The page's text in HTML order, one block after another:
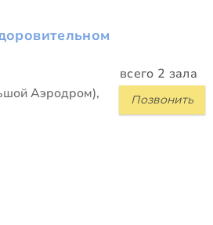
всего 2 зала
Позвонить
Аэродром),